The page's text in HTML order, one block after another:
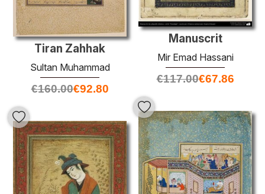
Manuscrit
Mir Emad Hassani
€117.00€67.86
Tiran Zahhak
Sultan Muhammad
€160.00€92.80